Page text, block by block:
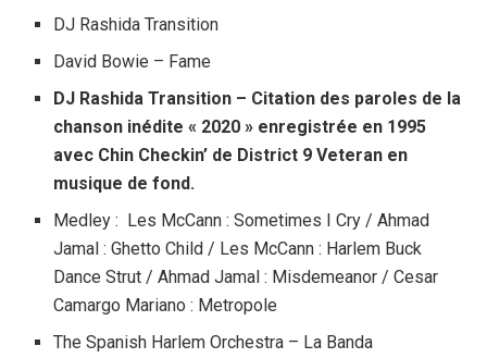
DJ Rashida Transition
David Bowie – Fame
DJ Rashida Transition – Citation des paroles de la
chanson inédite « 2020 » enregistrée en 1995
avec Chin Checkin’ de District 9 Veteran en
musique de fond.
Medley : Les McCann : Sometimes I Cry / Ahmad
Jamal : Ghetto Child / Les McCann : Harlem Buck
Dance Strut / Ahmad Jamal : Misdemeanor / Cesar
Camargo Mariano : Metropole
The Spanish Harlem Orchestra – La Banda